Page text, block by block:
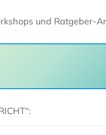
Peter
Haas
Bandoneon,
und Ratgeber-